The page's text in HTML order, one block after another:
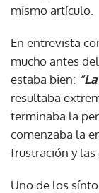
mismo artículo.
En entrevista
mucho antes
estaba bien:
resultaba
terminaba la
comenzaba la
frustración y las
Uno de los